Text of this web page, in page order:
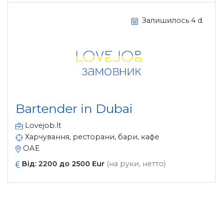
Залишилось 4 d.
Bartender in Dubai
Lovejob.lt
Харчування, ресторани, бари, кафе
ОАЕ
Від: 2200 до 2500 Eur (на руки, нетто)